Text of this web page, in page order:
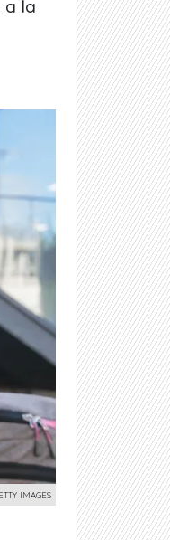
a la
IMAGES